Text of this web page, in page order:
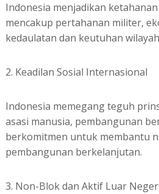
Indonesia menjadikan
mencakup pertahanan militer,
kedaulatan dan keutuhan
2. Keadilan Sosial Internasional
Indonesia memegang teguh
asasi manusia, pembangunan
berkomitmen untuk membantu
pembangunan berkelanjutan.
3. Non-Blok dan Aktif Luar